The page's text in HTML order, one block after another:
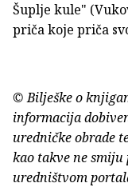
Šuplje kule"
priča koje priča
© Bilješke o
informacija
uredničke obrade
kao takve ne smiju
uredništvom